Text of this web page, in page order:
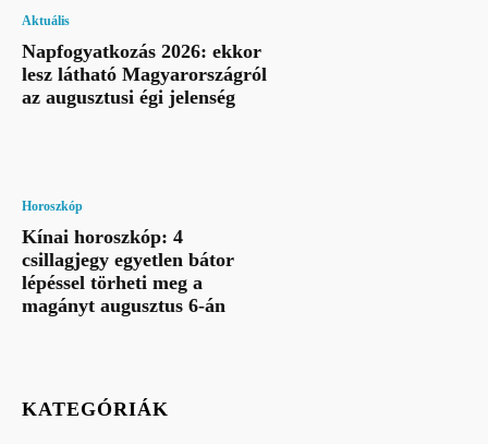
Aktuális
Napfogyatkozás 2026: ekkor
lesz látható Magyarországról
az augusztusi égi jelenség
Horoszkóp
Kínai horoszkóp: 4
csillagjegy egyetlen bátor
lépéssel törheti meg a
magányt augusztus 6-án
KATEGÓRIÁK